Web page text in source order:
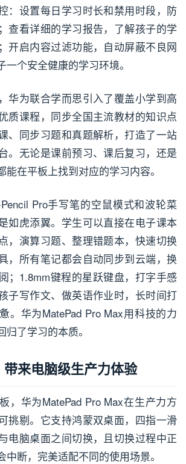
：设置每日学习时长和禁用时段，防
查看详细的学习报告，了解孩子的学
开启内容过滤功能，自动屏蔽不良网
个安全健康的学习环境。
华为联合学而思引入了覆盖小学到高
质课程，同步全国主流教材的知识点
、同步习题和真题解析，打造了一站
。无论是课前预习、课后复习，还是
在平板上找到对应的学习内容。
Pro手写笔的空鼠模式和波轮菜
如虎添翼。学生可以直接在电子课本
，演算习题、整理错题本，快速切换
，所有笔记都会自动同步到云端，换
；1.8mm键程的星跃键盘，打字手感
子写作文、做英语作业时，长时间打
。华为MatePad Pro Max用科技的力
了学习的本质。
来电脑级生产力体验
，华为MatePad Pro Max在生产力方
挑剔。它支持鸿蒙双桌面，四指一滑
电脑桌面之间切换，且切换过程中正
断，完美适配不同的使用场景。